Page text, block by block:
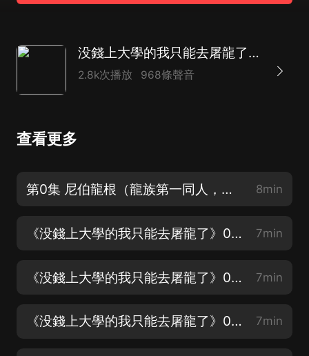
没錢上大學的我只能去屠龍了｜起點50萬收藏｜多人有聲劇
2.8k次播放 968條聲音
查看更多
第0集 尼伯龍根（龍族第一同人，訂閱收聽不迷路） 8min
《没錢上大學的我只能去屠龍了》001劍道（新書甲武聖徒已上線！） 7min
《没錢上大學的我只能去屠龍了》002没錢上大學的我（慢熱可從50集聽起） 7min
《没錢上大學的我只能去屠龍了》003林弦（可直接聽第50集） 7min